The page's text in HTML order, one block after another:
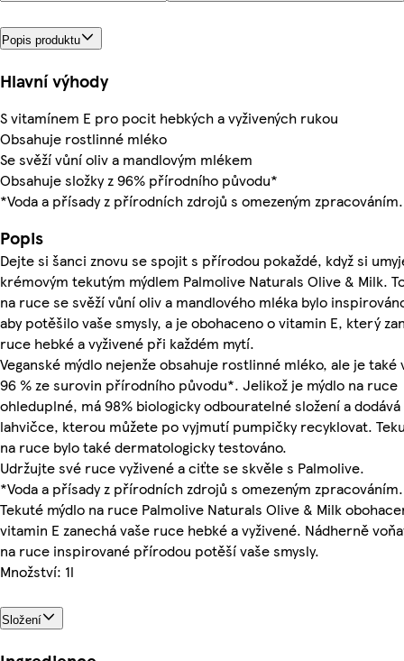
Popis produktu
Hlavní výhody
S vitamínem E pro pocit hebkých a vyživených rukou
Obsahuje rostlinné mléko
Se svěží vůní oliv a mandlovým mlékem
Obsahuje složky z 96% přírodního původu*
*Voda a přísady z přírodních zdrojů s omezeným zpracováním.
Popis
Dejte si šanci znovu se spojit s přírodou pokaždé, když si
krémovým tekutým mýdlem Palmolive Naturals Olive & Milk.
na ruce se svěží vůní oliv a mandlového mléka bylo
aby potěšilo vaše smysly, a je obohaceno o vitamin E, který
ruce hebké a vyživené při každém mytí.
Veganské mýdlo nejenže obsahuje rostlinné mléko, ale je také
96 % ze surovin přírodního původu*. Jelikož je mýdlo na ruce
ohleduplné, má 98% biologicky odbouratelné složení a dodává
lahvičce, kterou můžete po vyjmutí pumpičky recyklovat.
na ruce bylo také dermatologicky testováno.
Udržujte své ruce vyživené a ciťte se skvěle s Palmolive.
*Voda a přísady z přírodních zdrojů s omezeným zpracováním.
Tekuté mýdlo na ruce Palmolive Naturals Olive & Milk
vitamin E zanechá vaše ruce hebké a vyživené. Nádherně
na ruce inspirované přírodou potěší vaše smysly.
Množství: 1l
Složení